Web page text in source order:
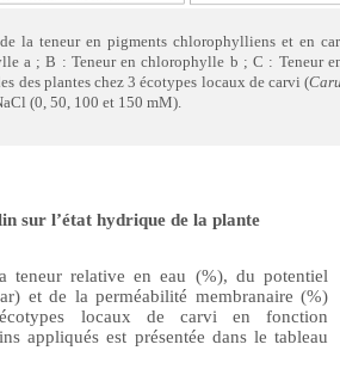
la teneur en pigments chlorophylliens et en
a ; B : Teneur en chlorophylle b ; C : Teneur
des plantes chez 3 écotypes locaux de carvi (
(0, 50, 100 et 150 mM).
sur l’état hydrique de la plante
teneur relative en eau (%), du potentiel
et de la perméabilité membranaire (%)
locaux de carvi en fonction
appliqués est présentée dans le tableau